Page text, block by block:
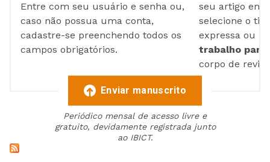
Entre com seu usuário e senha ou,
caso não possua uma conta,
cadastre-se preenchendo todos os
campos obrigatórios.
seu artigo em
selecione o
expressa ou
trabalho para
corpo de
Enviar manuscrito
Periódico mensal de acesso livre e
gratuito, devidamente registrada junto
ao IBICT.